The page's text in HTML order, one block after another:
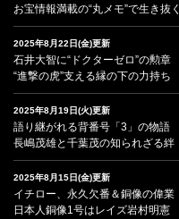
お宝情報満載の“丸メモ”で生き抜く
2025年8月22日(金)更新
石井大智に“ドクターゼロ”の勲章
“進撃の虎”支える縁の下の力持ち
2025年8月19日(火)更新
語り継がれる背番号「3」の物語
長嶋茂雄と千葉茂の知られざる絆
2025年8月15日(金)更新
イチロー、永久欠番＆銅像の偉業
日本人銅像1号はレイズ岩村明憲